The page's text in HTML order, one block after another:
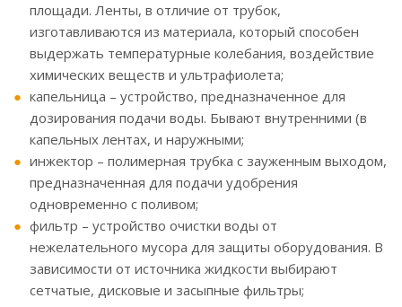
площади. Ленты, в отличие от трубок,
изготавливаются из материала, который способен
выдержать температурные колебания, воздействие
химических веществ и ультрафиолета;
капельница – устройство, предназначенное для
дозирования подачи воды. Бывают внутренними (в
капельных лентах, и наружными;
инжектор – полимерная трубка с зауженным выходом,
предназначенная для подачи удобрения
одновременно с поливом;
фильтр – устройство очистки воды от
нежелательного мусора для защиты оборудования. В
зависимости от источника жидкости выбирают
сетчатые, дисковые и засыпные фильтры;